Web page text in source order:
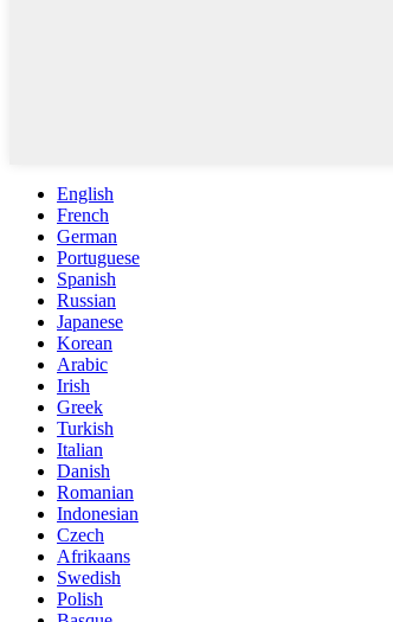
English
French
German
Portuguese
Spanish
Russian
Japanese
Korean
Arabic
Irish
Greek
Turkish
Italian
Danish
Romanian
Indonesian
Czech
Afrikaans
Swedish
Polish